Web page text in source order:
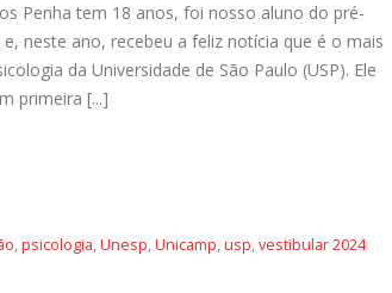
Penha tem 18 anos, foi nosso aluno do pré-
neste ano, recebeu a feliz notícia que é o mais
da Universidade de São Paulo (USP). Ele
primeira [...]
,psicologia,Unesp,Unicamp,usp,vestibular 2024